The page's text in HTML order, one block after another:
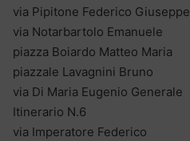
via Pipitone Federico Giuseppe
via Notarbartolo Emanuele
piazza Boiardo Matteo Maria
piazzale Lavagnini Bruno
via Di Maria Eugenio Generale
Itinerario N.6
via Imperatore Federico